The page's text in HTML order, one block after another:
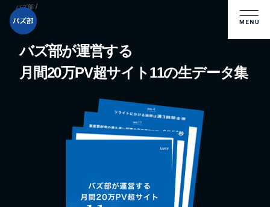
バズ部 /
バズ部が運営する
月間20万PV超サイト11の生データ集